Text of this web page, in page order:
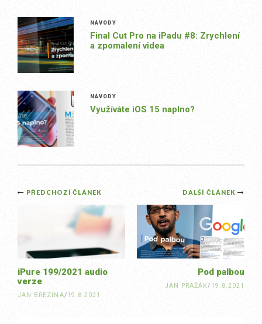
NÁVODY
Final Cut Pro na iPadu #8: Zrychlení
a zpomalení videa
NÁVODY
Využíváte iOS 15 naplno?
Post
navigation
DALŠÍ ČLÁNEK
Pod palbou
JAN PRAŽÁK/ 19.8.2021
PŘEDCHOZÍ ČLÁNEK
iPure 199/2021 audio
verze
JAN BŘEZINA/19.8.2021